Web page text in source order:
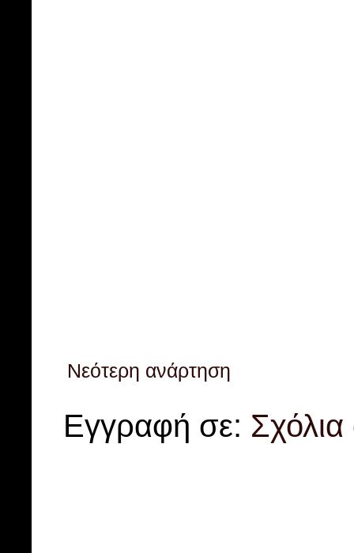
Νεότερη ανάρτηση
Εγγραφή σε: